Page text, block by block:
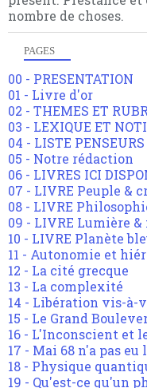
nombre de choses.
PAGES
00 - PRESENTATION
01 - Livre d'or
02 - THEMES ET
03 - LEXIQUE ET
04 - LISTE PENSEURS
05 - Notre rédaction
06 - LIVRES ICI
07 - LIVRE Peuple &
08 - LIVRE
09 - LIVRE Lumière
10 - LIVRE Planète
11 - Autonomie et
12 - La cité grecque
13 - La complexité
14 - Libération vis-à-
15 - Le Grand
16 - L'Inconscient et
17 - Mai 68 n'a pas eu
18 - Physique
19 - Qu'est-ce qu'un